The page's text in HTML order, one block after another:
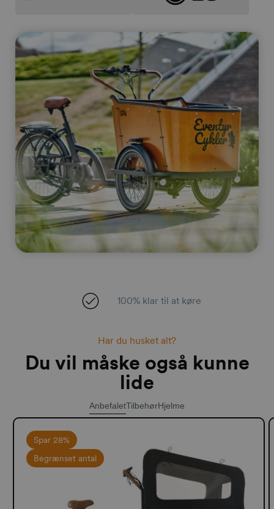
100% klar til at køre
Har du husket alt?
Du vil måske også kunne
lide
AnbefaletTilbehørHjelme
Spar 28%
Begrænset antal